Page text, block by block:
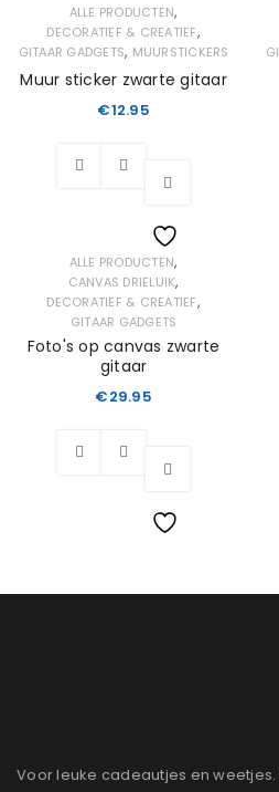
ALLE PRODUCTEN,
DECORATIEF & CREATIEF,
GITAAR GADGETS, MUURSTICKERS
Muur sticker zwarte gitaar
€12.95
Wishlist
ALLE PRODUCTEN,
CANVAS DRIELUIK,
DECORATIEF & CREATIEF,
GITAAR GADGETS
Foto's op canvas zwarte
gitaar
€29.95
Voor leuke cadeautjes en weetjes.